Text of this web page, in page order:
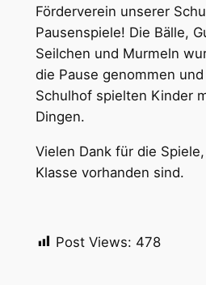
Förderverein unserer
Pausenspiele! Die Bälle,
Seilchen und Murmeln
die Pause genommen
Schulhof spielten Kinder
Dingen.
Vielen Dank für die
Klasse vorhanden sind.
Post Views: 478